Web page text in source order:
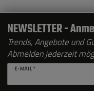
NEWSLETTER -
Trends, Angebote und
Abmelden jederzeit
E-MAIL *